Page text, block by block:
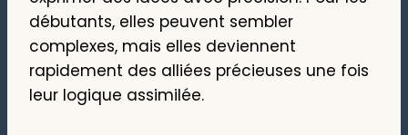
débutants, elles peuvent sembler
complexes, mais elles deviennent
rapidement des alliées précieuses une fois
leur logique assimilée.